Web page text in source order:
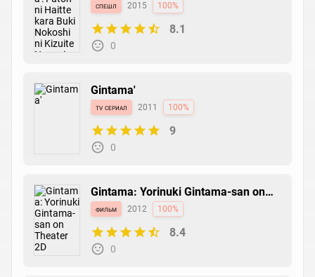
Toki mo Aru
спешл 2015 100%
8.1
0
Gintama'
tv сериал 2011 100%
9
0
Gintama: Yorinuki Gintama-san on
Theater 2D
фильм 2012 100%
8.4
0